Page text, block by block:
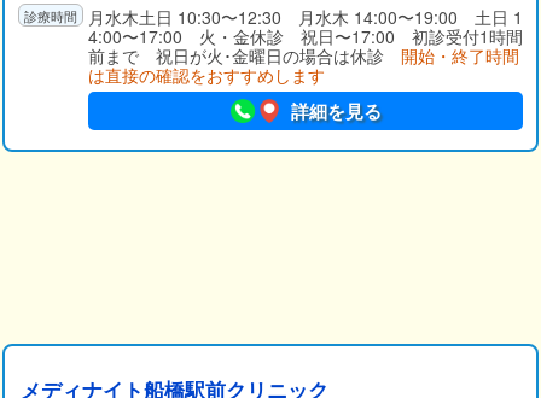
案しています。診療を通して船橋地域の皆様の目の健康を考
え、最善の医療サービスの提供を目指しています。
月水木土日 10:30〜12:30 月水木 14:00〜19:00 土日 1
4:00〜17:00 火・金休診 祝日〜17:00 初診受付1時間
前まで 祝日が火･金曜日の場合は休診 開始・終了時間
は直接の確認をおすすめします
詳細を見る
メディナイト船橋駅前クリニック